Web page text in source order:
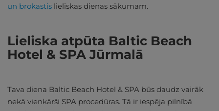
un brokastis lieliskas dienas sākumam.
Lieliska atpūta Baltic Beach
Hotel & SPA Jūrmalā
Tava diena Baltic Beach Hotel & SPA būs daudz vairāk
nekā vienkārši SPA procedūras. Tā ir iespēja pilnībā